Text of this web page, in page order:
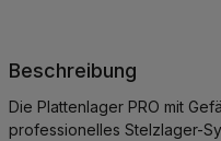
Beschreibung
Die Plattenlager PRO mit
professionelles Stelzlager-